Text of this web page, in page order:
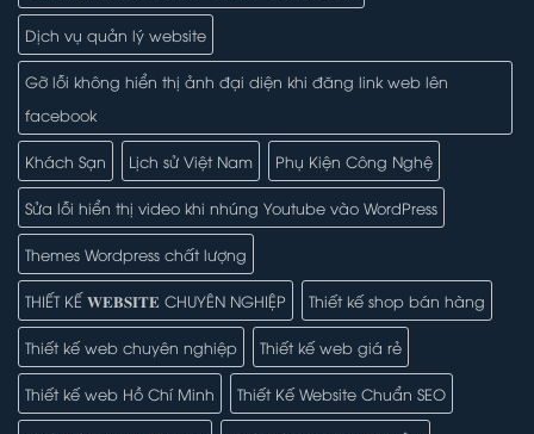
Dịch vụ quản lý website
Gỡ lỗi không hiển thị ảnh đại diện khi đăng link web lên
facebook
Khách Sạn Lịch sử Việt Nam Phụ Kiện Công Nghệ
Sửa lỗi hiển thị video khi nhúng Youtube vào WordPress
Themes Wordpress chất lượng
THIẾT KẾ 𝐖𝐄𝐁𝐒𝐈𝐓𝐄 CHUYÊN NGHIỆP Thiết kế shop bán hàng
Thiết kế web chuyên nghiệp Thiết kế web giá rẻ
Thiết kế web Hồ Chí Minh Thiết Kế Website Chuẩn SEO